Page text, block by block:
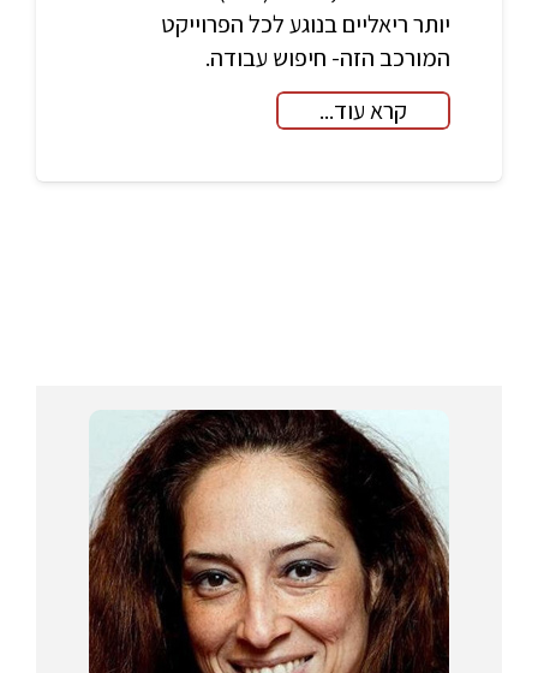
יותר ריאליים בנוגע לכל הפרוייקט
המורכב הזה- חיפוש עבודה.
קרא עוד...